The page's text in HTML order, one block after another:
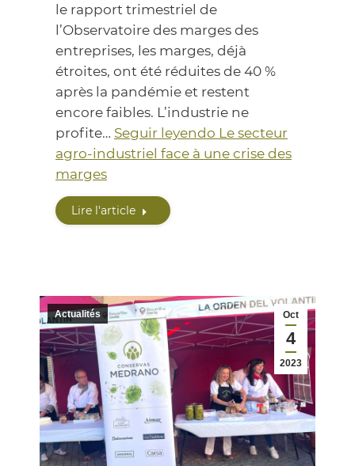
le rapport trimestriel de
l’Observatoire des marges des
entreprises, les marges, déjà
étroites, ont été réduites de 40 %
après la pandémie et restent
encore faibles. L’industrie ne
profite… Seguir leyendo Le secteur
agro-industriel face à une crise des
marges
Lire l'article
Oct
4
2023
Actualités